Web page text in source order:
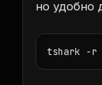
но удобно
tshark -r